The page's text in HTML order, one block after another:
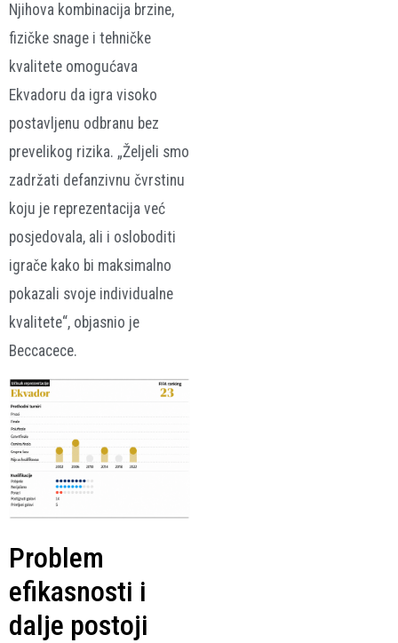
Njihova kombinacija brzine,
fizičke snage i tehničke
kvalitete omogućava
Ekvadoru da igra visoko
postavljenu odbranu bez
prevelikog rizika. „Željeli smo
zadržati defanzivnu čvrstinu
koju je reprezentacija već
posjedovala, ali i osloboditi
igrače kako bi maksimalno
pokazali svoje individualne
kvalitete“, objasnio je
Beccacece.
Problem
efikasnosti i
dalje postoji